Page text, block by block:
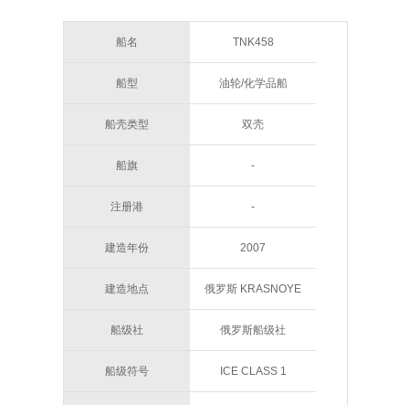
船名 TNK458
船型 油轮/化学品船
船壳类型 双壳
船旗 -
注册港 -
建造年份 2007
建造地点 俄罗斯 KRASNOYE
SORMOVO
船级社 俄罗斯船级社
船级符号 ICE CLASS 1